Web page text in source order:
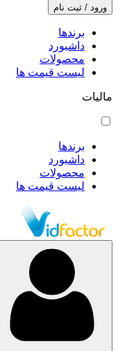
ورود / ثبت نام
برندها
داشبورد
محصولات
لیست قیمت ها
مالیات
برندها
داشبورد
محصولات
لیست قیمت ها